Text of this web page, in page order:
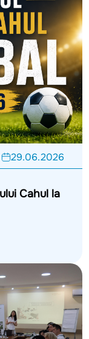
29.06.2026
Cahul la